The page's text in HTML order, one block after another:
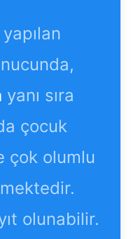
yanı sıra
çocuk
çok olumlu
olunabilir.